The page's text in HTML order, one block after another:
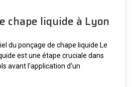
chape liquide à Lyon
du ponçage de chape liquide Le
est une étape cruciale dans
avant l’application d’un